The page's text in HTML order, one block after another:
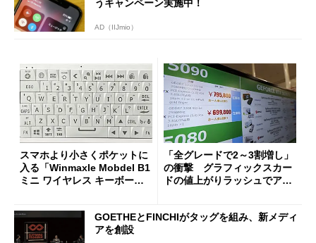
うキャンペーン実施中！
AD（IIJmio）
スマホより小さくポケットに
入る「Winmaxle Mobdel B1
ミニ ワイヤレス キーボー
「全グレードで2～3割増し」
の衝撃 グラフィックスカー
ドの値上がりラッシュでアキ
GOETHEとFINCHIがタッグを組み、新メディ
アを創設